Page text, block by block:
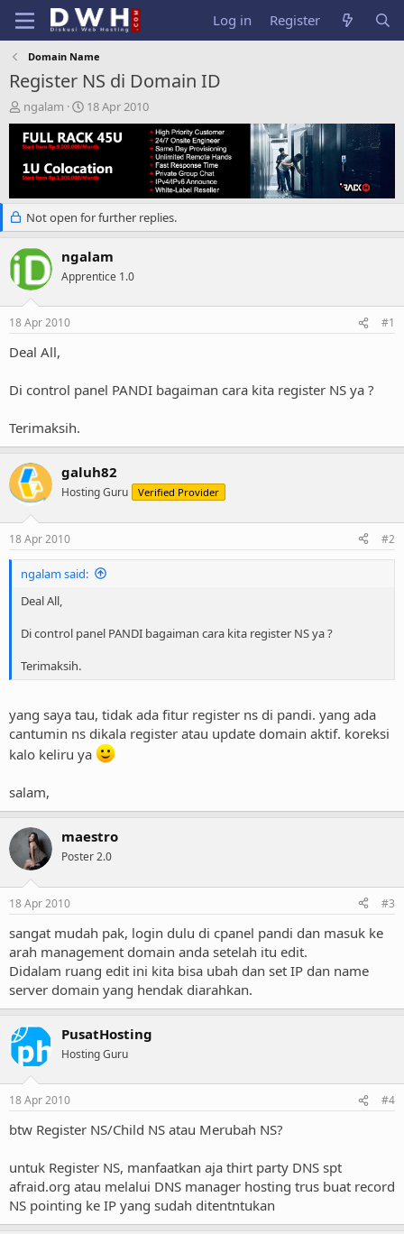
Log in Register
Domain Name
Register NS di Domain ID
T
h
r
e
a
s
a
r
e
r
ngalam
S
t
a
r
t
a
t
e
18 Apr 2010
Not open for further replies.
ngalam
Apprentice 1.0
18 Apr 2010 #1
Deal All,
Di control panel PANDI bagaiman cara kita register NS ya ?
Terimaksih.
galuh82
Hosting Guru Verified Provider
18 Apr 2010 #2
ngalam said:
Deal All,
Di control panel PANDI bagaiman cara kita register NS ya ?
Terimaksih.
yang saya tau, tidak ada fitur register ns di pandi. yang ada
cantumin ns dikala register atau update domain aktif. koreksi
kalo keliru ya
salam,
maestro
Poster 2.0
18 Apr 2010 #3
sangat mudah pak, login dulu di cpanel pandi dan masuk ke
arah management domain anda setelah itu edit.
Didalam ruang edit ini kita bisa ubah dan set IP dan name
server domain yang hendak diarahkan.
PusatHosting
Hosting Guru
18 Apr 2010 #4
btw Register NS/Child NS atau Merubah NS?
untuk Register NS, manfaatkan aja thirt party DNS spt
afraid.org atau melalui DNS manager hosting trus buat record
NS pointing ke IP yang sudah ditentntukan